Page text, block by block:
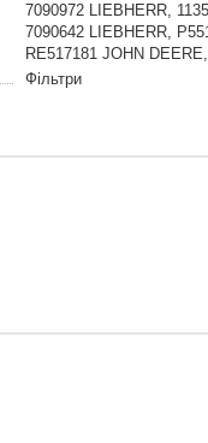
7090972 LIEBHERR,
7090642 LIEBHERR,
RE517181 JOHN
Фільтри